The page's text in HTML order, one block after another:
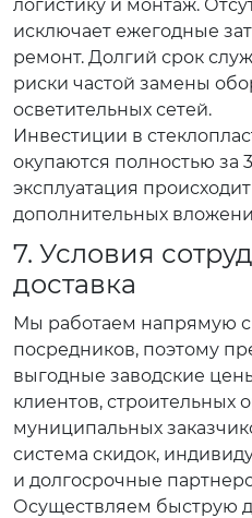
логистику и монтаж.
исключает ежегодные
ремонт. Долгий срок
риски частой замены
осветительных сетей.
Инвестиции в
окупаются полностью за
эксплуатация
дополнительных
7. Условия
доставка
Мы работаем напрямую с
посредников, поэтому
выгодные заводские
клиентов, строительных
муниципальных
система скидок,
и долгосрочные
Осуществляем быструю